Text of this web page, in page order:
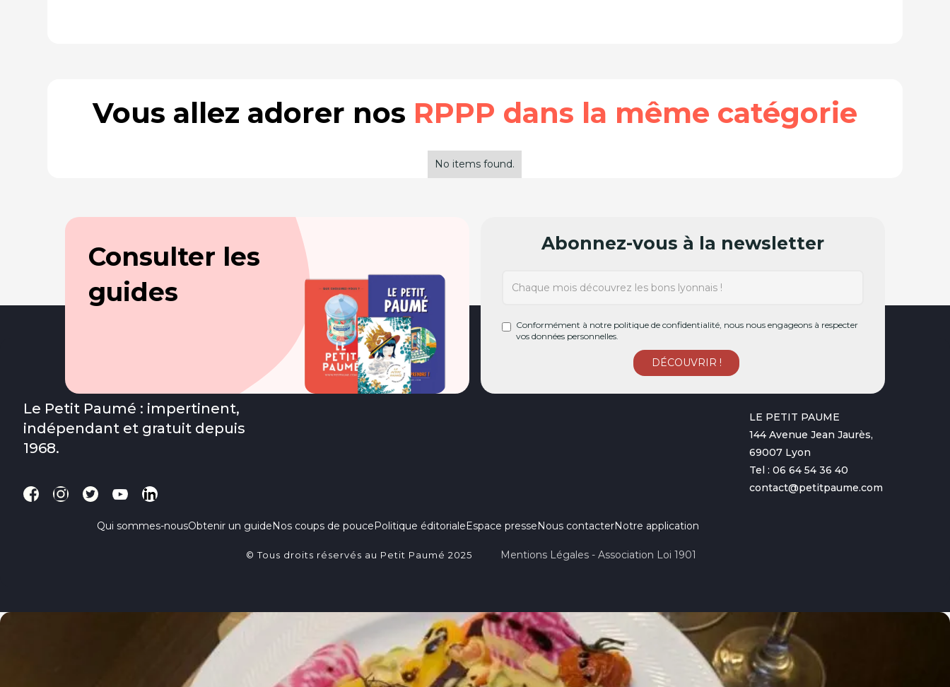
Vous allez adorer nos RPPP dans la même catégorie
No items found.
Consulter les
guides
Abonnez-vous à la newsletter
Conformément à notre politique de confidentialité, nous nous engageons à respecter
vos données personnelles.
Le Petit Paumé : impertinent,
indépendant et gratuit depuis
1968.
Qui sommes-nousObtenir un guideNos coups de poucePolitique éditorialeEspace presseNous contacterNotre application
LE PETIT PAUME
144 Avenue Jean Jaurès,
69007 Lyon
Tel : 06 64 54 36 40
contact@petitpaume.com
© Tous droits réservés au Petit Paumé 2025 Mentions Légales - Association Loi 1901